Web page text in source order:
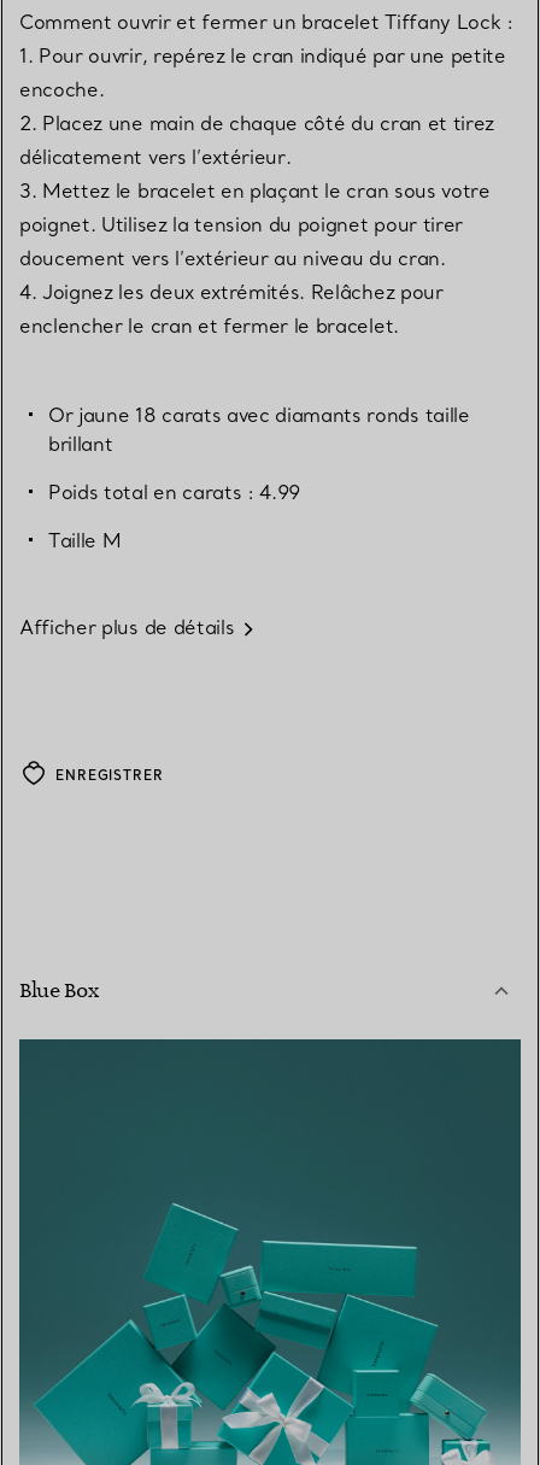
Comment ouvrir et fermer un bracelet Tiffany Lock :
1. Pour ouvrir, repérez le cran indiqué par une petite
encoche.
2. Placez une main de chaque côté du cran et tirez
délicatement vers l’extérieur.
3. Mettez le bracelet en plaçant le cran sous votre
poignet. Utilisez la tension du poignet pour tirer
doucement vers l’extérieur au niveau du cran.
4. Joignez les deux extrémités. Relâchez pour
enclencher le cran et fermer le bracelet.
Or jaune 18 carats avec diamants ronds taille
brillant
Poids total en carats : 4.99
Taille M
Afficher plus de détails
ENREGISTRER
Blue Box